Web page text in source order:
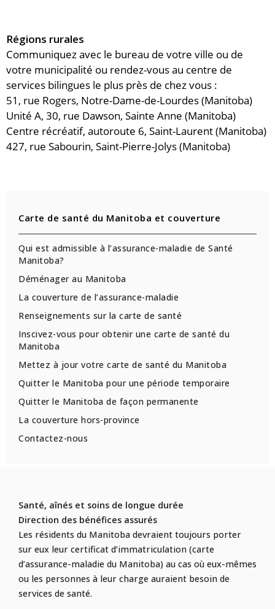
Régions rurales
Communiquez avec le bureau de votre ville ou de
votre municipalité ou rendez-vous au centre de
services bilingues le plus près de chez vous :
51, rue Rogers, Notre-Dame-de-Lourdes (Manitoba)
Unité A, 30, rue Dawson, Sainte Anne (Manitoba)
Centre récréatif, autoroute 6, Saint-Laurent (Manitoba)
427, rue Sabourin, Saint-Pierre-Jolys (Manitoba)
Carte de santé du Manitoba et couverture
Qui est admissible à l’assurance-maladie de Santé
Manitoba?
Déménager au Manitoba
La couverture de l’assurance-maladie
Renseignements sur la carte de santé
Inscivez-vous pour obtenir une carte de santé du
Manitoba
Mettez à jour votre carte de santé du Manitoba
Quitter le Manitoba pour une période temporaire
Quitter le Manitoba de façon permanente
La couverture hors-province
Contactez-nous
Santé, aînés et soins de longue durée
Direction des bénéfices assurés
Les résidents du Manitoba devraient toujours porter
sur eux leur certificat d’immatriculation (carte
d’assurance-maladie du Manitoba) au cas où eux-mêmes
ou les personnes à leur charge auraient besoin de
services de santé.